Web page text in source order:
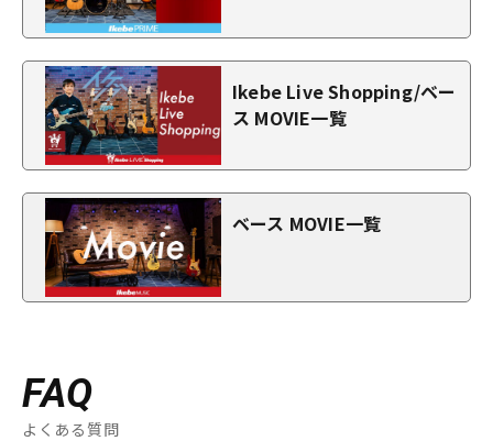
Ikebe Live Shopping/ベー
ス MOVIE一覧
ベース MOVIE一覧
FAQ
よくある質問